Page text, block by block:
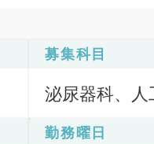
募集科目
泌尿器科、人
勤務曜日